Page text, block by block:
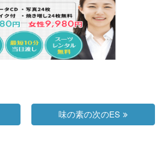
味の素の次のES